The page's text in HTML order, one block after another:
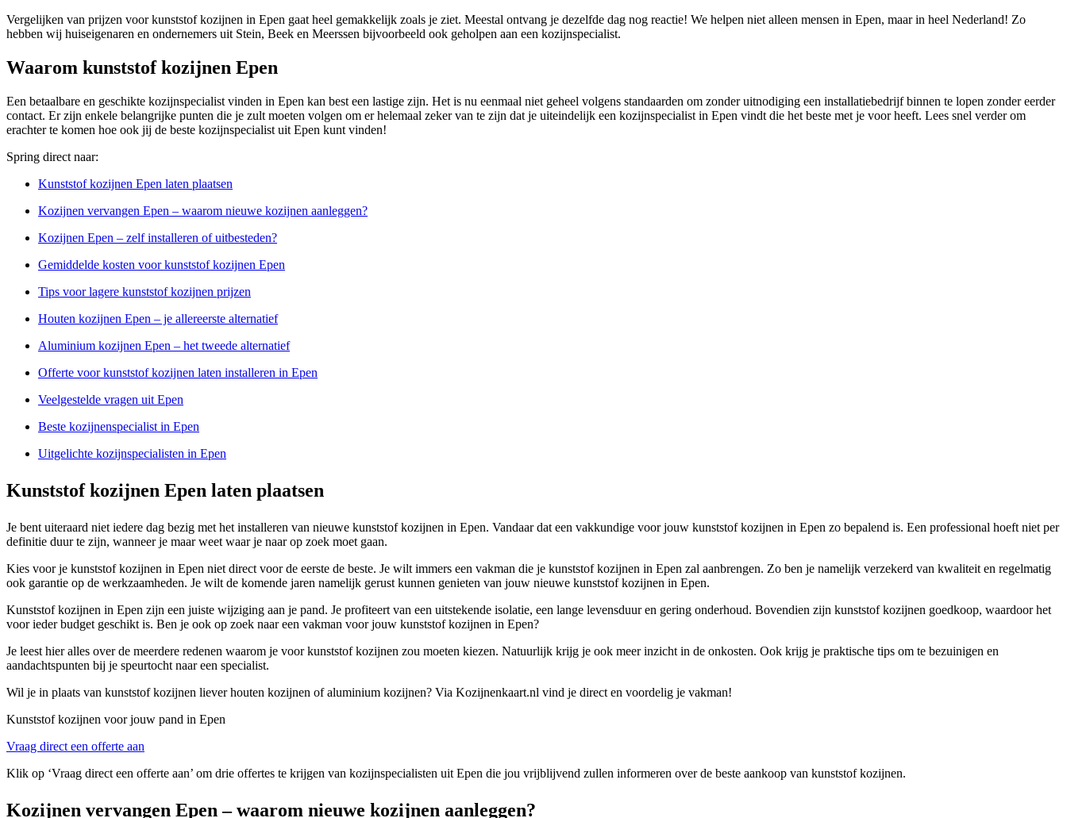
Vergelijken van prijzen voor kunststof kozijnen in Epen gaat heel gemakkelijk zoals je ziet. Meestal ontvang je dezelfde dag nog reactie! We helpen niet alleen mensen in Epen, maar in heel Nederland! Zo
hebben wij huiseigenaren en ondernemers uit Stein, Beek en Meerssen bijvoorbeeld ook geholpen aan een kozijnspecialist.
Waarom kunststof kozijnen Epen
Een betaalbare en geschikte kozijnspecialist vinden in Epen kan best een lastige zijn. Het is nu eenmaal niet geheel volgens standaarden om zonder uitnodiging een installatiebedrijf binnen te lopen zonder eerder
contact. Er zijn enkele belangrijke punten die je zult moeten volgen om er helemaal zeker van te zijn dat je uiteindelijk een kozijnspecialist in Epen vindt die het beste met je voor heeft. Lees snel verder om
erachter te komen hoe ook jij de beste kozijnspecialist uit Epen kunt vinden!
Spring direct naar:
Kunststof kozijnen Epen laten plaatsen
Kozijnen vervangen Epen – waarom nieuwe kozijnen aanleggen?
Kozijnen Epen – zelf installeren of uitbesteden?
Gemiddelde kosten voor kunststof kozijnen Epen
Tips voor lagere kunststof kozijnen prijzen
Houten kozijnen Epen – je allereerste alternatief
Aluminium kozijnen Epen – het tweede alternatief
Offerte voor kunststof kozijnen laten installeren in Epen
Veelgestelde vragen uit Epen
Beste kozijnenspecialist in Epen
Uitgelichte kozijnspecialisten in Epen
Kunststof kozijnen Epen laten plaatsen
Je bent uiteraard niet iedere dag bezig met het installeren van nieuwe kunststof kozijnen in Epen. Vandaar dat een vakkundige voor jouw kunststof kozijnen in Epen zo bepalend is. Een professional hoeft niet per
definitie duur te zijn, wanneer je maar weet waar je naar op zoek moet gaan.
Kies voor je kunststof kozijnen in Epen niet direct voor de eerste de beste. Je wilt immers een vakman die je kunststof kozijnen in Epen zal aanbrengen. Zo ben je namelijk verzekerd van kwaliteit en regelmatig
ook garantie op de werkzaamheden. Je wilt de komende jaren namelijk gerust kunnen genieten van jouw nieuwe kunststof kozijnen in Epen.
Kunststof kozijnen in Epen zijn een juiste wijziging aan je pand. Je profiteert van een uitstekende isolatie, een lange levensduur en gering onderhoud. Bovendien zijn kunststof kozijnen goedkoop, waardoor het
voor ieder budget geschikt is. Ben je ook op zoek naar een vakman voor jouw kunststof kozijnen in Epen?
Je leest hier alles over de meerdere redenen waarom je voor kunststof kozijnen zou moeten kiezen. Natuurlijk krijg je ook meer inzicht in de onkosten. Ook krijg je praktische tips om te bezuinigen en
aandachtspunten bij je speurtocht naar een specialist.
Wil je in plaats van kunststof kozijnen liever houten kozijnen of aluminium kozijnen? Via Kozijnenkaart.nl vind je direct en voordelig je vakman!
Kunststof kozijnen voor jouw pand in Epen
Vraag direct een offerte aan
Klik op ‘Vraag direct een offerte aan’ om drie offertes te krijgen van kozijnspecialisten uit Epen die jou vrijblijvend zullen informeren over de beste aankoop van kunststof kozijnen.
Kozijnen vervangen Epen – waarom nieuwe kozijnen aanleggen?